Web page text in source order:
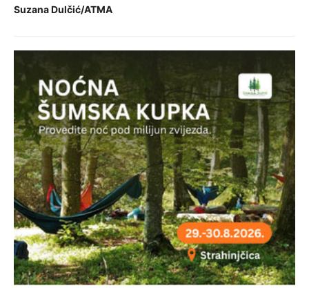
Suzana Dulčić/ATMA